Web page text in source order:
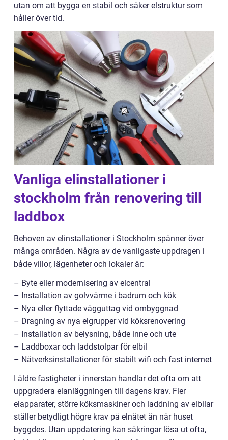
utan om att bygga en stabil och säker elstruktur som
håller över tid.
Vanliga elinstallationer i
stockholm från renovering till
laddbox
Behoven av elinstallationer i Stockholm spänner över
många områden. Några av de vanligaste uppdragen i
både villor, lägenheter och lokaler är:
– Byte eller modernisering av elcentral
– Installation av golvvärme i badrum och kök
– Nya eller flyttade vägguttag vid ombyggnad
– Dragning av nya elgrupper vid köksrenovering
– Installation av belysning, både inne och ute
– Laddboxar och laddstolpar för elbil
– Nätverksinstallationer för stabilt wifi och fast internet
I äldre fastigheter i innerstan handlar det ofta om att
uppgradera elanläggningen till dagens krav. Fler
elapparater, större köksmaskiner och laddning av elbilar
ställer betydligt högre krav på elnätet än när huset
byggdes. Utan uppdatering kan säkringar lösa ut ofta,